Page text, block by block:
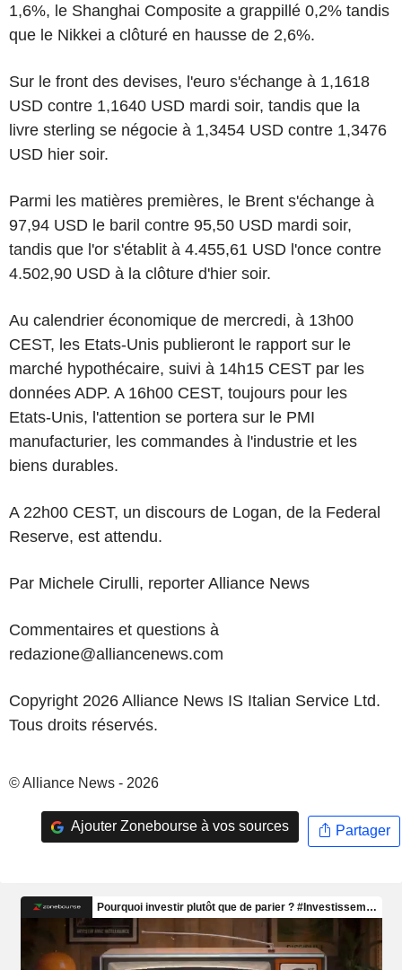
1,6%, le Shanghai Composite a grappillé 0,2% tandis
que le Nikkei a clôturé en hausse de 2,6%.
Sur le front des devises, l'euro s'échange à 1,1618
USD contre 1,1640 USD mardi soir, tandis que la
livre sterling se négocie à 1,3454 USD contre 1,3476
USD hier soir.
Parmi les matières premières, le Brent s'échange à
97,94 USD le baril contre 95,50 USD mardi soir,
tandis que l'or s'établit à 4.455,61 USD l'once contre
4.502,90 USD à la clôture d'hier soir.
Au calendrier économique de mercredi, à 13h00
CEST, les Etats-Unis publieront le rapport sur le
marché hypothécaire, suivi à 14h15 CEST par les
données ADP. A 16h00 CEST, toujours pour les
Etats-Unis, l'attention se portera sur le PMI
manufacturier, les commandes à l'industrie et les
biens durables.
A 22h00 CEST, un discours de Logan, de la Federal
Reserve, est attendu.
Par Michele Cirulli, reporter Alliance News
Commentaires et questions à
redazione@alliancenews.com
Copyright 2026 Alliance News IS Italian Service Ltd.
Tous droits réservés.
© Alliance News - 2026
Ajouter Zonebourse à vos sources Partager